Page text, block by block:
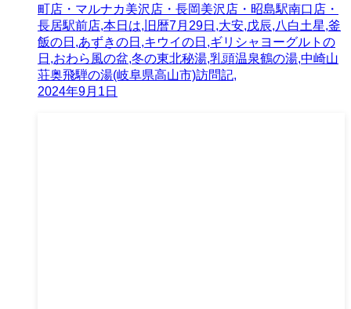
町店・マルナカ美沢店・長岡美沢店・昭島駅南口店・
長居駅前店,本日は,旧暦7月29日,大安,戊辰,八白土星,釜
飯の日,あずきの日,キウイの日,ギリシャヨーグルトの
日,おわら風の盆,冬の東北秘湯,乳頭温泉鶴の湯,中崎山
荘奥飛騨の湯(岐阜県高山市)訪問記,
2024年9月1日